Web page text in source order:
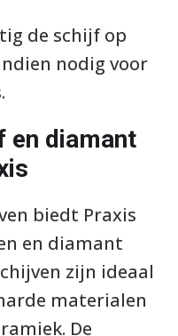
de schijf op
nodig voor
en diamant
biedt Praxis
en diamant
zijn ideaal
materialen
De